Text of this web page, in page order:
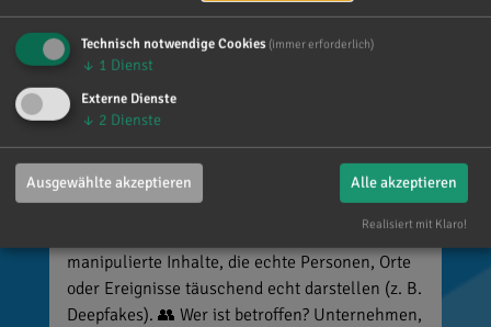
🚨 Neues EU-Gesetz seit dem 2. August! Ab
sofort gelten neue Vorschriften für die
Kennzeichnung bestimmter KI-Inhalte. ⚠️
Wichtig zu wissen: Wer
kennzeichnungspflichtige KI-Inhalte
kennzeichnet, riskiert Bußgelder von bis zu 15
Millionen Euro. 📌 Was muss gekennzeichnet
werden? Unter anderem KI-generierte oder KI-
manipulierte Inhalte, die echte Personen, Orte
oder Ereignisse täuschend echt darstellen (z. B.
Deepfakes). 👥 Wer ist betroffen? Unternehmen,
Technisch notwendige Cookies (immer erforderlich)
↓ 1 Dienst
Externe Dienste
↓ 2 Dienste
Ausgewählte akzeptieren Alle akzeptieren
Realisiert mit Klaro!